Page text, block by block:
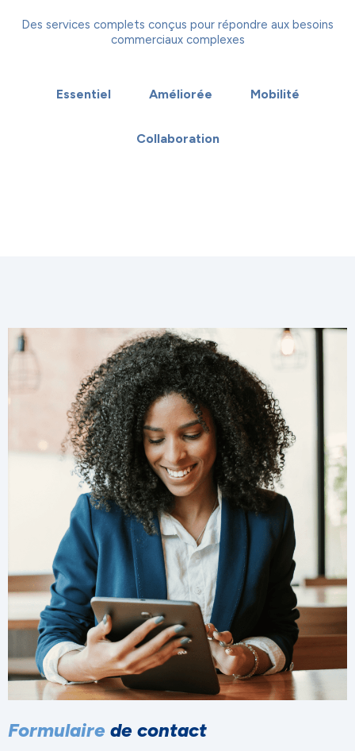
Des services complets conçus pour répondre aux besoins
commerciaux complexes
Essentiel Améliorée Mobilité
Collaboration
Formulaire de contact